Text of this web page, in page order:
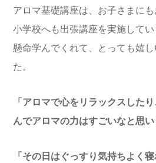
アロマ基礎講座は、お子さまに
小学校へも出張講座を実施して
懸命学んでくれて、とっても嬉
た。
「アロマで心をリラックスした
んでアロマの力はすごいなと思い
「その日はぐっすり気持ちよく寝